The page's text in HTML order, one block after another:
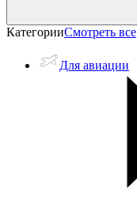
КатегорииСмотреть все
Для авиации